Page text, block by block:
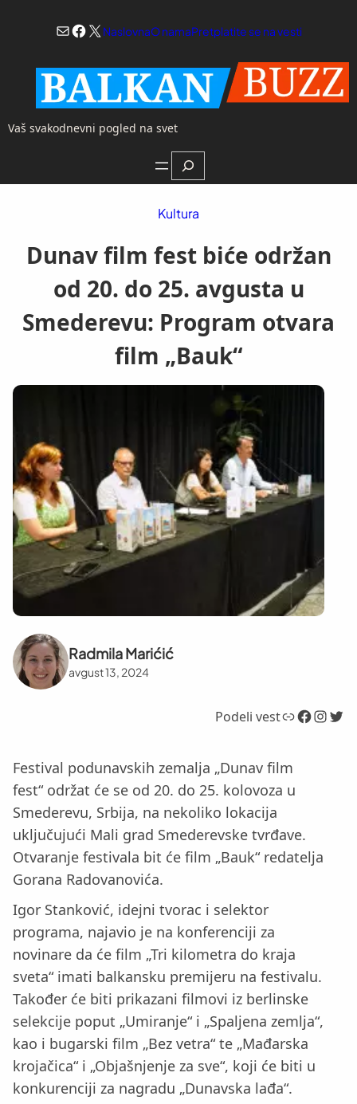
Mail
Facebook
X NaslovnaO namaPretplatite se na vesti
Vaš svakodnevni pogled na svet
Search
Kultura
Dunav film fest biće održan
od 20. do 25. avgusta u
Smederevu: Program otvara
film „Bauk“
Radmila Marićić
avgust 13, 2024
Podeli vestLink Facebook InstagramTwitter
Festival podunavskih zemalja „Dunav film
fest“ održat će se od 20. do 25. kolovoza u
Smederevu, Srbija, na nekoliko lokacija
uključujući Mali grad Smederevske tvrđave.
Otvaranje festivala bit će film „Bauk“ redatelja
Gorana Radovanovića.
Igor Stanković, idejni tvorac i selektor
programa, najavio je na konferenciji za
novinare da će film „Tri kilometra do kraja
sveta“ imati balkansku premijeru na festivalu.
Također će biti prikazani filmovi iz berlinske
selekcije poput „Umiranje“ i „Spaljena zemlja“,
kao i bugarski film „Bez vetra“ te „Mađarska
krojačica“ i „Objašnjenje za sve“, koji će biti u
konkurenciji za nagradu „Dunavska lađa“.